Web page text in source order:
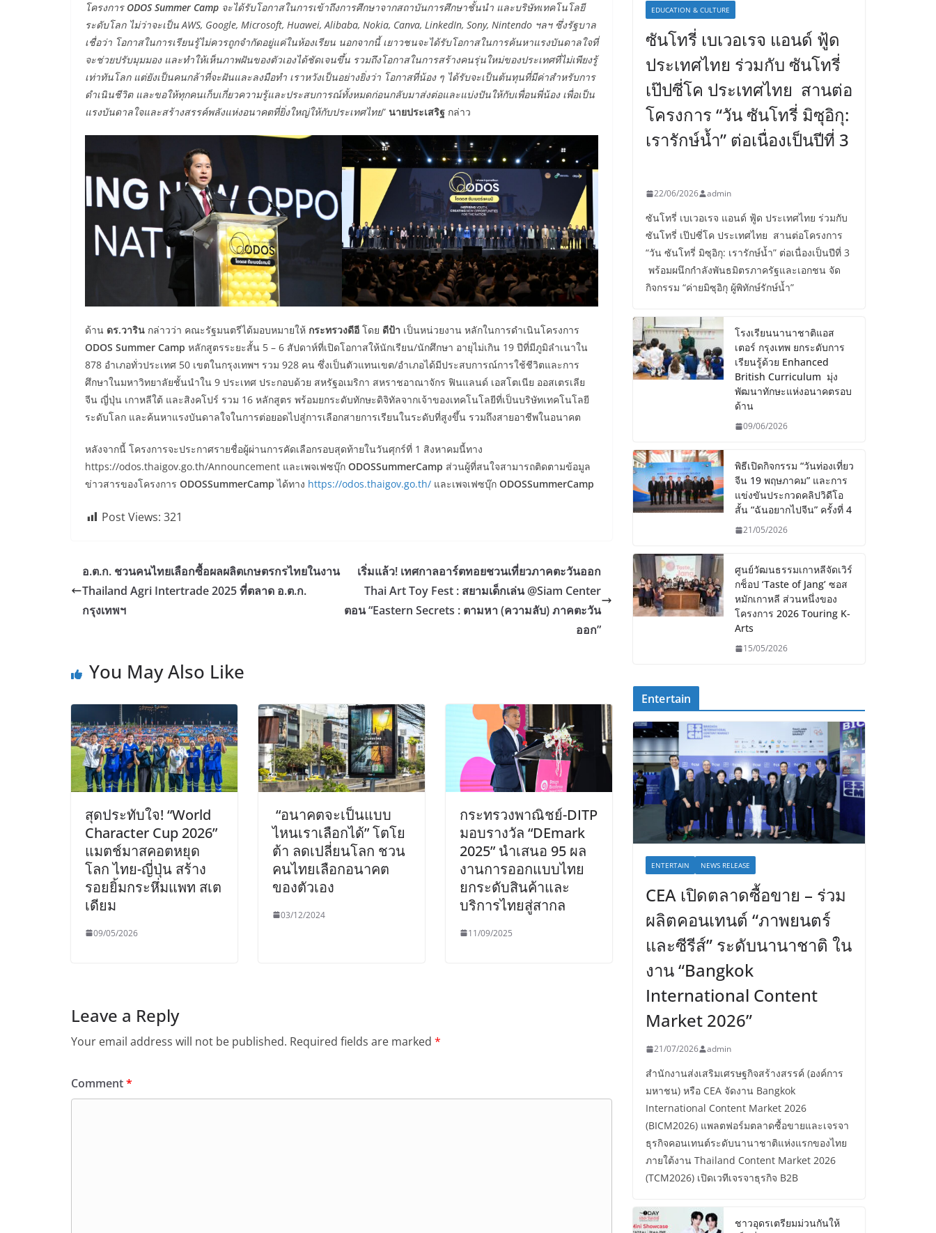
โครงการ ODOS Summer Camp จะได้รับโอกาสในการเข้าถึงการศึกษาจากสถาบันการศึกษาชั้นนำ และบริษัทเทคโนโลยี
ระดับโลก ไม่ว่าจะเป็น AWS, Google, Microsoft, Huawei, Alibaba, Nokia, Canva, LinkedIn, Sony, Nintendo ฯลฯ ซึ่งรัฐบาล
เชื่อว่า โอกาสในการเรียนรู้ไม่ควรถูกจำกัดอยู่แค่ในห้องเรียน นอกจากนี้ เยาวชนจะได้รับโอกาสในการค้นหาแรงบันดาลใจที่
จะช่วยปรับมุมมอง และทำให้เห็นภาพฝันของตัวเองได้ชัดเจนขึ้น รวมถึงโอกาสในการสร้างคนรุ่นใหม่ของประเทศที่ไม่เพียงรู้
เท่าทันโลก แต่ยังเป็นคนกล้าที่จะฝันและลงมือทำ เราหวังเป็นอย่างยิ่งว่า โอกาสที่น้อง ๆ ได้รับจะเป็นต้นทุนที่มีค่าสำหรับการ
ดำเนินชีวิต และขอให้ทุกคนเก็บเกี่ยวความรู้และประสบการณ์ทั้งหมดก่อนกลับมาส่งต่อและแบ่งปันให้กับเพื่อนพี่น้อง เพื่อเป็น
แรงบันดาลใจและสร้างสรรค์พลังแห่งอนาคตที่ยิ่งใหญ่ให้กับประเทศไทย” นายประเสริฐ กล่าว
ด้าน ดร.วาริน กล่าวว่า คณะรัฐมนตรีได้มอบหมายให้ กระทรวงดีอี โดย ดีป้า เป็นหน่วยงาน หลักในการดำเนินโครงการ
ODOS Summer Camp หลักสูตรระยะสั้น 5 – 6 สัปดาห์ที่เปิดโอกาสให้นักเรียน/นักศึกษา อายุไม่เกิน 19 ปีที่มีภูมิลำเนาใน
878 อำเภอทั่วประเทศ 50 เขตในกรุงเทพฯ รวม 928 คน ซึ่งเป็นตัวแทนเขต/อำเภอได้มีประสบการณ์การใช้ชีวิตและการ
ศึกษาในมหาวิทยาลัยชั้นนำใน 9 ประเทศ ประกอบด้วย สหรัฐอเมริกา สหราชอาณาจักร ฟินแลนด์ เอสโตเนีย ออสเตรเลีย
จีน ญี่ปุ่น เกาหลีใต้ และสิงคโปร์ รวม 16 หลักสูตร พร้อมยกระดับทักษะดิจิทัลจากเจ้าของเทคโนโลยีที่เป็นบริษัทเทคโนโลยี
ระดับโลก และค้นหาแรงบันดาลใจในการต่อยอดไปสู่การเลือกสายการเรียนในระดับที่สูงขึ้น รวมถึงสายอาชีพในอนาคต
หลังจากนี้ โครงการจะประกาศรายชื่อผู้ผ่านการคัดเลือกรอบสุดท้ายในวันศุกร์ที่ 1 สิงหาคมนี้ทาง
https://odos.thaigov.go.th/Announcement และเพจเฟซบุ๊ก ODOSSummerCamp ส่วนผู้ที่สนใจสามารถติดตามข้อมูล
ข่าวสารของโครงการ ODOSSummerCamp ได้ทาง https://odos.thaigov.go.th/ และเพจเฟซบุ๊ก ODOSSummerCamp
Post Views: 321
อ.ต.ก. ชวนคนไทยเลือกซื้อผลผลิตเกษตรกรไทยในงาน
Thailand Agri Intertrade 2025 ที่ตลาด อ.ต.ก.
กรุงเทพฯ
เริ่มแล้ว! เทศกาลอาร์ตทอยชวนเที่ยวภาคตะวันออก
Thai Art Toy Fest : สยามเด็กเล่น @Siam Center
ตอน “Eastern Secrets : ตามหา (ความลับ) ภาคตะวัน
ออก”
You May Also Like
สุดประทับใจ! “World
Character Cup 2026”
แมตช์มาสคอตหยุด
โลก ไทย-ญี่ปุ่น สร้าง
รอยยิ้มกระหึ่มแพท สเต
เดียม
09/05/2026
“อนาคตจะเป็นแบบ
ไหนเราเลือกได้” โตโย
ต้า ลดเปลี่ยนโลก ชวน
คนไทยเลือกอนาคต
ของตัวเอง
03/12/2024
กระทรวงพาณิชย์-DITP
มอบรางวัล “DEmark
2025” นำเสนอ 95 ผล
งานการออกแบบไทย
ยกระดับสินค้าและ
บริการไทยสู่สากล
11/09/2025
Leave a Reply
Your email address will not be published. Required fields are marked *
Comment*
EDUCATION & CULTURE
ซันโทรี่ เบเวอเรจ แอนด์ ฟู้ด
ประเทศไทย ร่วมกับ ซันโทรี่
เป๊ปซี่โค ประเทศไทย สานต่อ
โครงการ “วัน ซันโทรี่ มิซุอิกุ:
เรารักษ์น้ำ” ต่อเนื่องเป็นปีที่ 3
22/06/2026 admin
ซันโทรี่ เบเวอเรจ แอนด์ ฟู้ด ประเทศไทย ร่วมกับ
ซันโทรี่ เป๊ปซี่โค ประเทศไทย สานต่อโครงการ
“วัน ซันโทรี่ มิซุอิกุ: เรารักษ์น้ำ” ต่อเนื่องเป็นปีที่ 3
พร้อมผนึกกำลังพันธมิตรภาครัฐและเอกชน จัด
กิจกรรม “ค่ายมิซุอิกุ ผู้พิทักษ์รักษ์น้ำ”
โรงเรียนนานาชาติแอส
เตอร์ กรุงเทพ ยกระดับการ
เรียนรู้ด้วย Enhanced
British Curriculum มุ่ง
พัฒนาทักษะแห่งอนาคตรอบ
ด้าน
09/06/2026
พิธีเปิดกิจกรรม “วันท่องเที่ยว
จีน 19 พฤษภาคม” และการ
แข่งขันประกวดคลิปวิดีโอ
สั้น “ฉันอยากไปจีน” ครั้งที่ 4
21/05/2026
ศูนย์วัฒนธรรมเกาหลีจัดเวิร์
กช็อป ‘Taste of Jang’ ซอส
หมักเกาหลี ส่วนหนึ่งของ
โครงการ 2026 Touring K-
Arts
15/05/2026
Entertain
ENTERTAIN NEWS RELEASE
CEA เปิดตลาดซื้อขาย – ร่วม
ผลิตคอนเทนต์ “ภาพยนตร์
และซีรีส์” ระดับนานาชาติ ใน
งาน “Bangkok
International Content
Market 2026”
21/07/2026 admin
สำนักงานส่งเสริมเศรษฐกิจสร้างสรรค์ (องค์การ
มหาชน) หรือ CEA จัดงาน Bangkok
International Content Market 2026
(BICM2026) แพลตฟอร์มตลาดซื้อขายและเจรจา
ธุรกิจคอนเทนต์ระดับนานาชาติแห่งแรกของไทย
ภายใต้งาน Thailand Content Market 2026
(TCM2026) เปิดเวทีเจรจาธุรกิจ B2B
ชาวอุดรเตรียมม่วนกันให้